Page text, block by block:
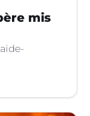
mis